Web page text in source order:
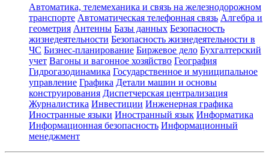
Автоматика, телемеханика и связь на железнодорожном
транспорте Автоматическая телефонная связь Алгебра и
геометрия Антенны Базы данных Безопасность
жизнедеятельности Безопасность жизнедеятельности в
ЧС Бизнес-планирование Биржевое дело Бухгалтерский
учет Вагоны и вагонное хозяйство География
Гидрогазодинамика Государственное и муниципальное
управление Графика Детали машин и основы
конструирования Диспетчерская централизация
Журналистика Инвестиции Инженерная графика
Иностранные языки Иностранный язык Информатика
Информационная безопасность Информационный
менеджмент